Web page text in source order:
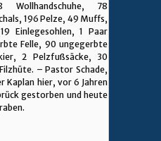
Wollhandschuhe, 78
196 Pelze, 49 Muffs,
Einlegesohlen, 1 Paar
Felle, 90 ungegerbte
2 Pelzfußsäcke, 30
– Pastor Schade,
Kaplan hier, vor 6 Jahren
gestorben und heute